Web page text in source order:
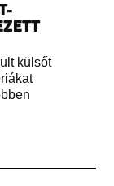
külsőt